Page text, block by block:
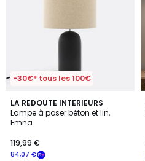
-30€* tous les 100€
LA REDOUTE INTERIEURS
Lampe à poser béton et lin,
Emna
84,07 €
119,99 €
4,9
/ 5